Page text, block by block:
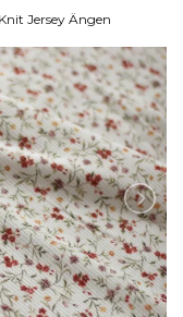
Jersey Ängen